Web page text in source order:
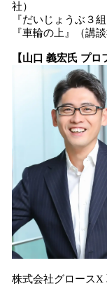
社）
『だいじょうぶ３
『車輪の上』（講談
【山口 義宏氏 プロ
株式会社グロースX